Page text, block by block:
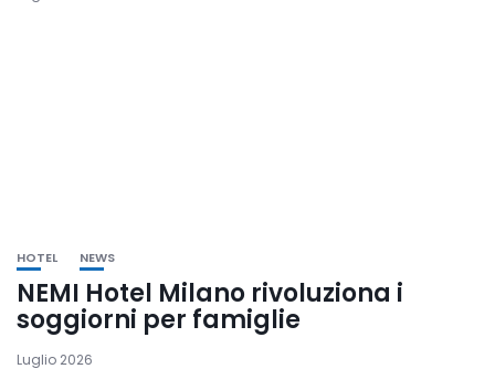
HOTEL NEWS
NEMI Hotel Milano rivoluziona i
soggiorni per famiglie
Luglio 2026